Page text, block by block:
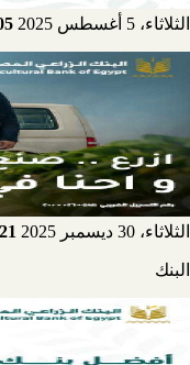
الثلاثاء، 5 أغسطس 2025
الثلاثاء، 30 ديسمبر 2025
البنك